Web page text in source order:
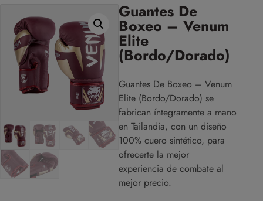
Guantes De
Boxeo – Venum
Elite
(Bordo/Dorado)
Guantes De Boxeo – Venum
Elite (Bordo/Dorado) se
fabrican íntegramente a mano
en Tailandia, con un diseño
100% cuero sintético, para
ofrecerte la mejor
experiencia de combate al
mejor precio.